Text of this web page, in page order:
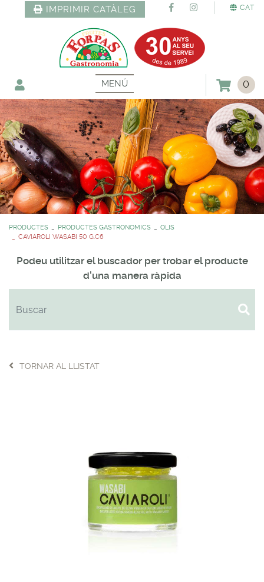
CAT
IMPRIMIR CATÀLEG
MENÚ 0
PRODUCTES PRODUCTES GASTRONOMICS
OLIS
CAVIAROLI WASABI 50 G.C6
Podeu utilitzar el buscador per trobar el producte
d'una manera ràpida
TORNAR AL LLISTAT